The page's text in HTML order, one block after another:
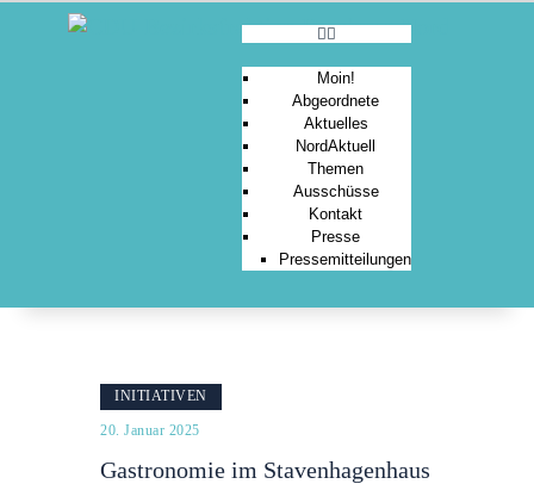
Moin!
Abgeordnete
Aktuelles
NordAktuell
Themen
Ausschüsse
Kontakt
Presse
Pressemitteilungen
ABGEORDNETE
NORDAKTUELL
PRESSE
INITIATIVEN
20. Januar 2025
Gastronomie im Stavenhagenhaus